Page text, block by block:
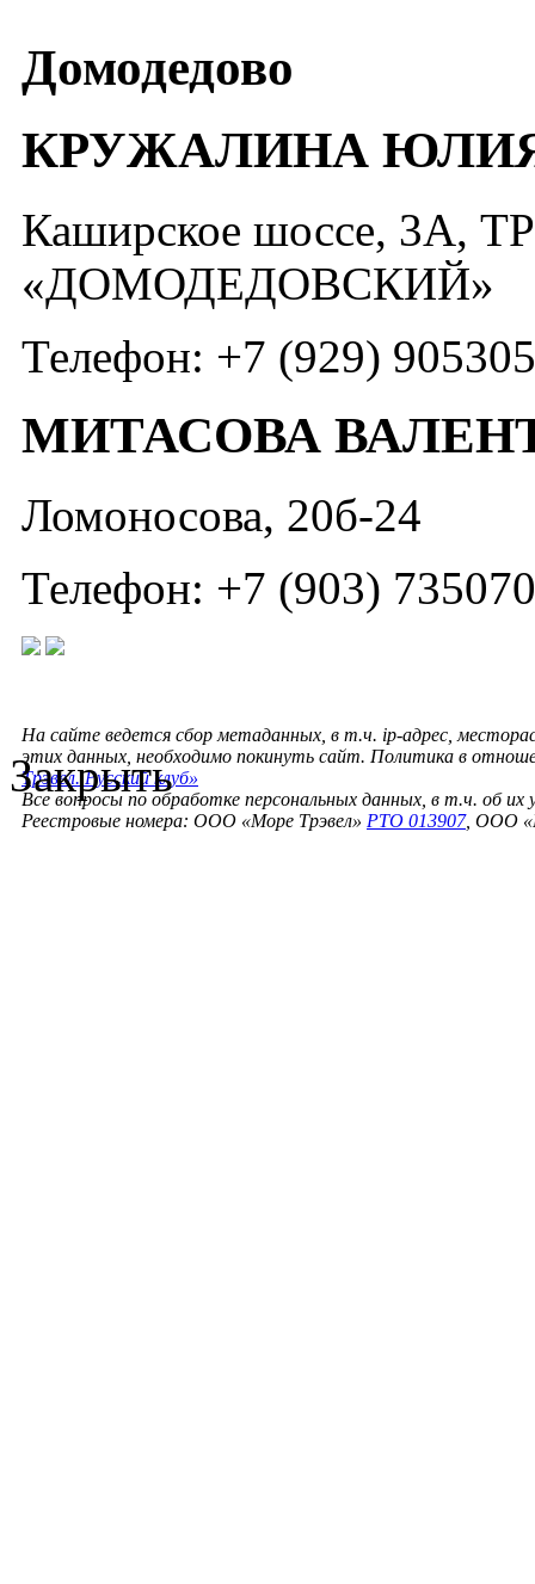
Домодедово
КРУЖАЛИНА
Каширское шоссе, 3А,
«ДОМОДЕДОВСКИЙ»
Телефон: +7 (929)
МИТАСОВА
Ломоносова, 20б-24
Телефон: +7 (903)
На сайте ведется сбор метаданных, в т.ч. ip-адрес,
этих данных, необходимо покинуть сайт. Политика в
Трэвел. Русский клуб»
Все вопросы по обработке персональных данных, в т.ч. об их
Реестровые номера: ООО «Море Трэвел» РТО 013907, ООО
Закрыть